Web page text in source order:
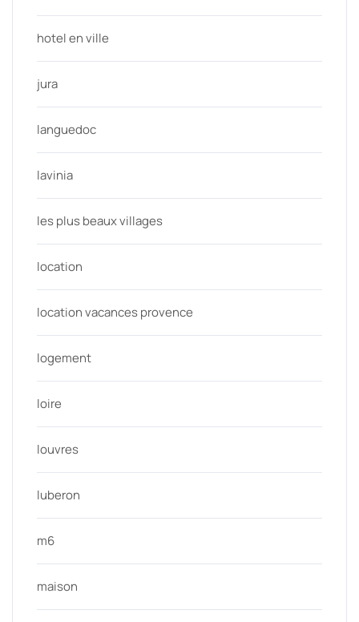
hotel en ville
jura
languedoc
lavinia
les plus beaux villages
location
location vacances provence
logement
loire
louvres
luberon
m6
maison